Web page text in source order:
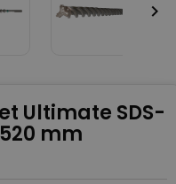

Ultimate SDS-
mm